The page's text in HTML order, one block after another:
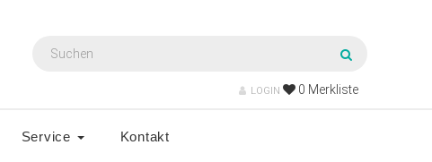
LOGIN 0 Merkliste
Service Kontakt